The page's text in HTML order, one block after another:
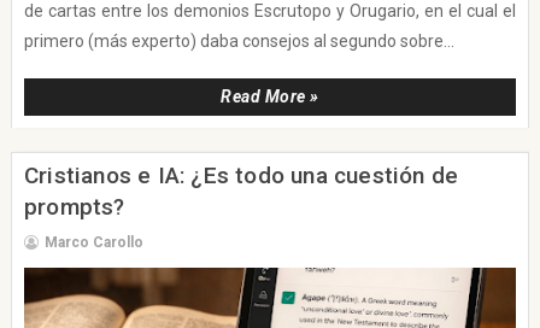
de cartas entre los demonios Escrutopo y Orugario, en el cual el
primero (más experto) daba consejos al segundo sobre...
Read More »
Cristianos e IA: ¿Es todo una cuestión de
prompts?
Marco Carollo